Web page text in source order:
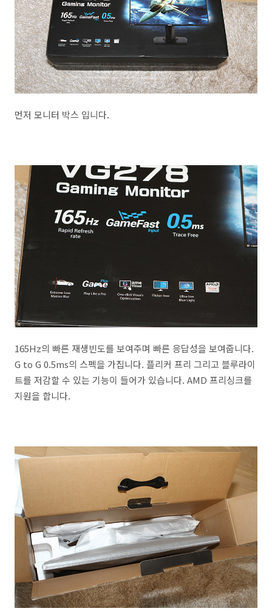
먼저 모니터 박스 입니다.
165Hz의 빠른 재생빈도를 보여주며 빠른 응답성을 보여줍니다.
G to G 0.5ms의 스펙을 가집니다. 플리커 프리 그리고 블루라이
트를 저감할 수 있는 기능이 들어가 있습니다. AMD 프리싱크를
지원을 합니다.